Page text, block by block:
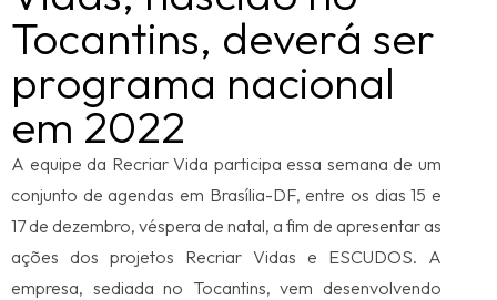
Tocantins, deverá ser
programa nacional
em 2022
A equipe da Recriar Vida participa essa semana de um
conjunto de agendas em Brasília-DF, entre os dias 15 e
17 de dezembro, véspera de natal, a fim de apresentar as
ações dos projetos Recriar Vidas e ESCUDOS. A
empresa, sediada no Tocantins, vem desenvolvendo